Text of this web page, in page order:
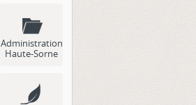
Administration
Haute-Sorne